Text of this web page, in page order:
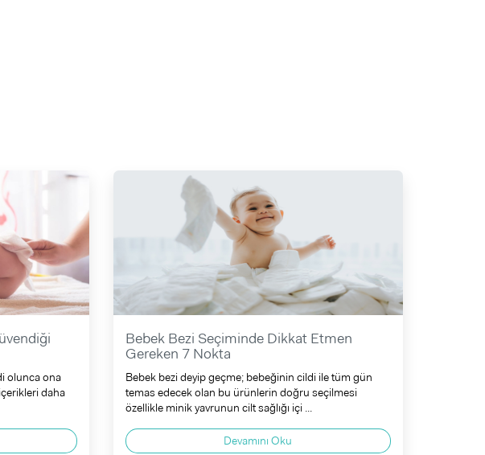
olunca ona
daha
Bebek Bezi Seçiminde Dikkat Etmen
Gereken 7 Nokta
Bebek bezi deyip geçme; bebeğinin cildi ile tüm gün
temas edecek olan bu ürünlerin doğru seçilmesi
özellikle minik yavrunun cilt sağlığı içi ...
Devamını Oku